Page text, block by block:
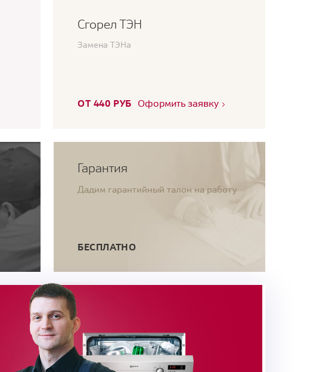
Сгорел ТЭН
Замена ТЭНа
ОТ 440 РУБ Оформить заявку
Гарантия
Дадим гарантийный талон на работу
БЕСПЛАТНО